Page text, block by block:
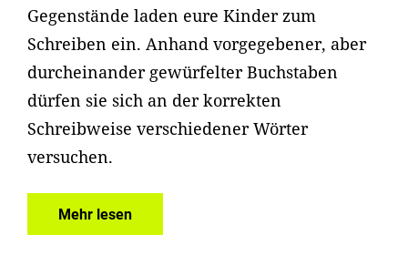
Gegenstände laden eure Kinder zum
Schreiben ein. Anhand vorgegebener, aber
durcheinander gewürfelter Buchstaben
dürfen sie sich an der korrekten
Schreibweise verschiedener Wörter
versuchen.
Mehr lesen